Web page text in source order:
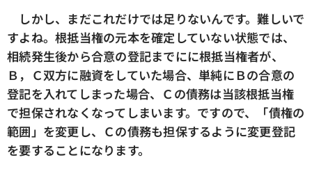
しかし、まだこれだけでは足りないんです。難しいで
すよね。根抵当権の元本を確定していない状態では、
相続発生後から合意の登記までにに根抵当権者が、
Ｂ，Ｃ双方に融資をしていた場合、単純にＢの合意の
登記を入れてしまった場合、Ｃの債務は当該根抵当権
で担保されなくなってしまいます。ですので、「債権の
範囲」を変更し、Ｃの債務も担保するように変更登記
を要することになります。